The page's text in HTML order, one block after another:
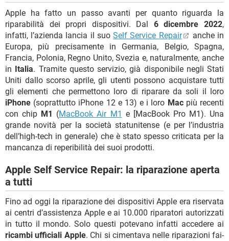
Apple ha fatto un passo avanti per quanto riguarda la
riparabilità dei propri dispositivi. Dal 6 dicembre 2022,
infatti, l’azienda lancia il suoSelf Service Repair
anche in
Europa, più precisamente in Germania, Belgio, Spagna,
Francia, Polonia, Regno Unito, Svezia e, naturalmente, anche
in Italia. Tramite questo servizio, già disponibile negli Stati
Uniti dallo scorso aprile, gli utenti possono acquistare tutti
gli elementi che permettono loro di riparare da soli il loro
iPhone (soprattutto iPhone 12 e 13) e i loro Macpiù recenti
con chip M1 (MacBook Air M1 e [MacBook Pro M1). Una
grande novità per la società statunitense (e per l’industria
dell’high-tech in generale) che è stato spesso criticata per la
mancanza di reperibilità dei suoi prodotti.
Apple Self Service Repair: la riparazione aperta
a tutti
Fino ad oggi la riparazione dei dispositivi Apple era riservata
ai centri d’assistenza Apple e ai 10.000 riparatori autorizzati
in tutto il mondo. Solo questi potevano infatti accedere ai
ricambi ufficiali Apple. Chi si cimentava nelle riparazioni fai-